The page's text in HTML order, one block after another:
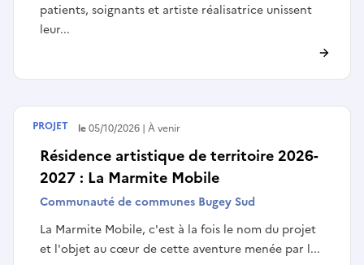
patients, soignants et artiste réalisatrice unissent
leur...
Résidence artistique de territoire 2026-
2027 : La Marmite Mobile
Communauté de communes Bugey Sud
La Marmite Mobile, c'est à la fois le nom du projet
et l'objet au cœur de cette aventure menée par l...
Débute le05/10/2026 À venir
PROJET